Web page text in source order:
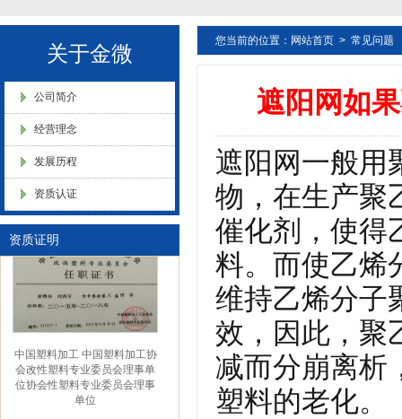
十溴二苯乙烷母粒，三氧化二锑母粒，三氧化二锑替代物 PVC 无卤
燃 ABS阻燃 ，PA 阻燃，PET阻燃 ，PBT阻燃 ，环氧树脂阻燃，玻璃
化，抗静电母粒，阻燃料，抗老化料，环氧树脂抗老化，油漆涂料抗菌
关于金微
公司简介
经营理念
发展历程
资质认证
资质证明
金微纳米新材料 杭州）公司营
新址
会改性塑料专业委员会理事单
位协会性塑料专业委员会理事
单位
您当前的位置： 网站首页 > 常见问题
遮阳网如
遮阳网一般用
物，在生产聚
催化剂，使得
料。而使乙烯
维持乙烯分子
效，因此，聚
减而分崩离析
塑料的老化。